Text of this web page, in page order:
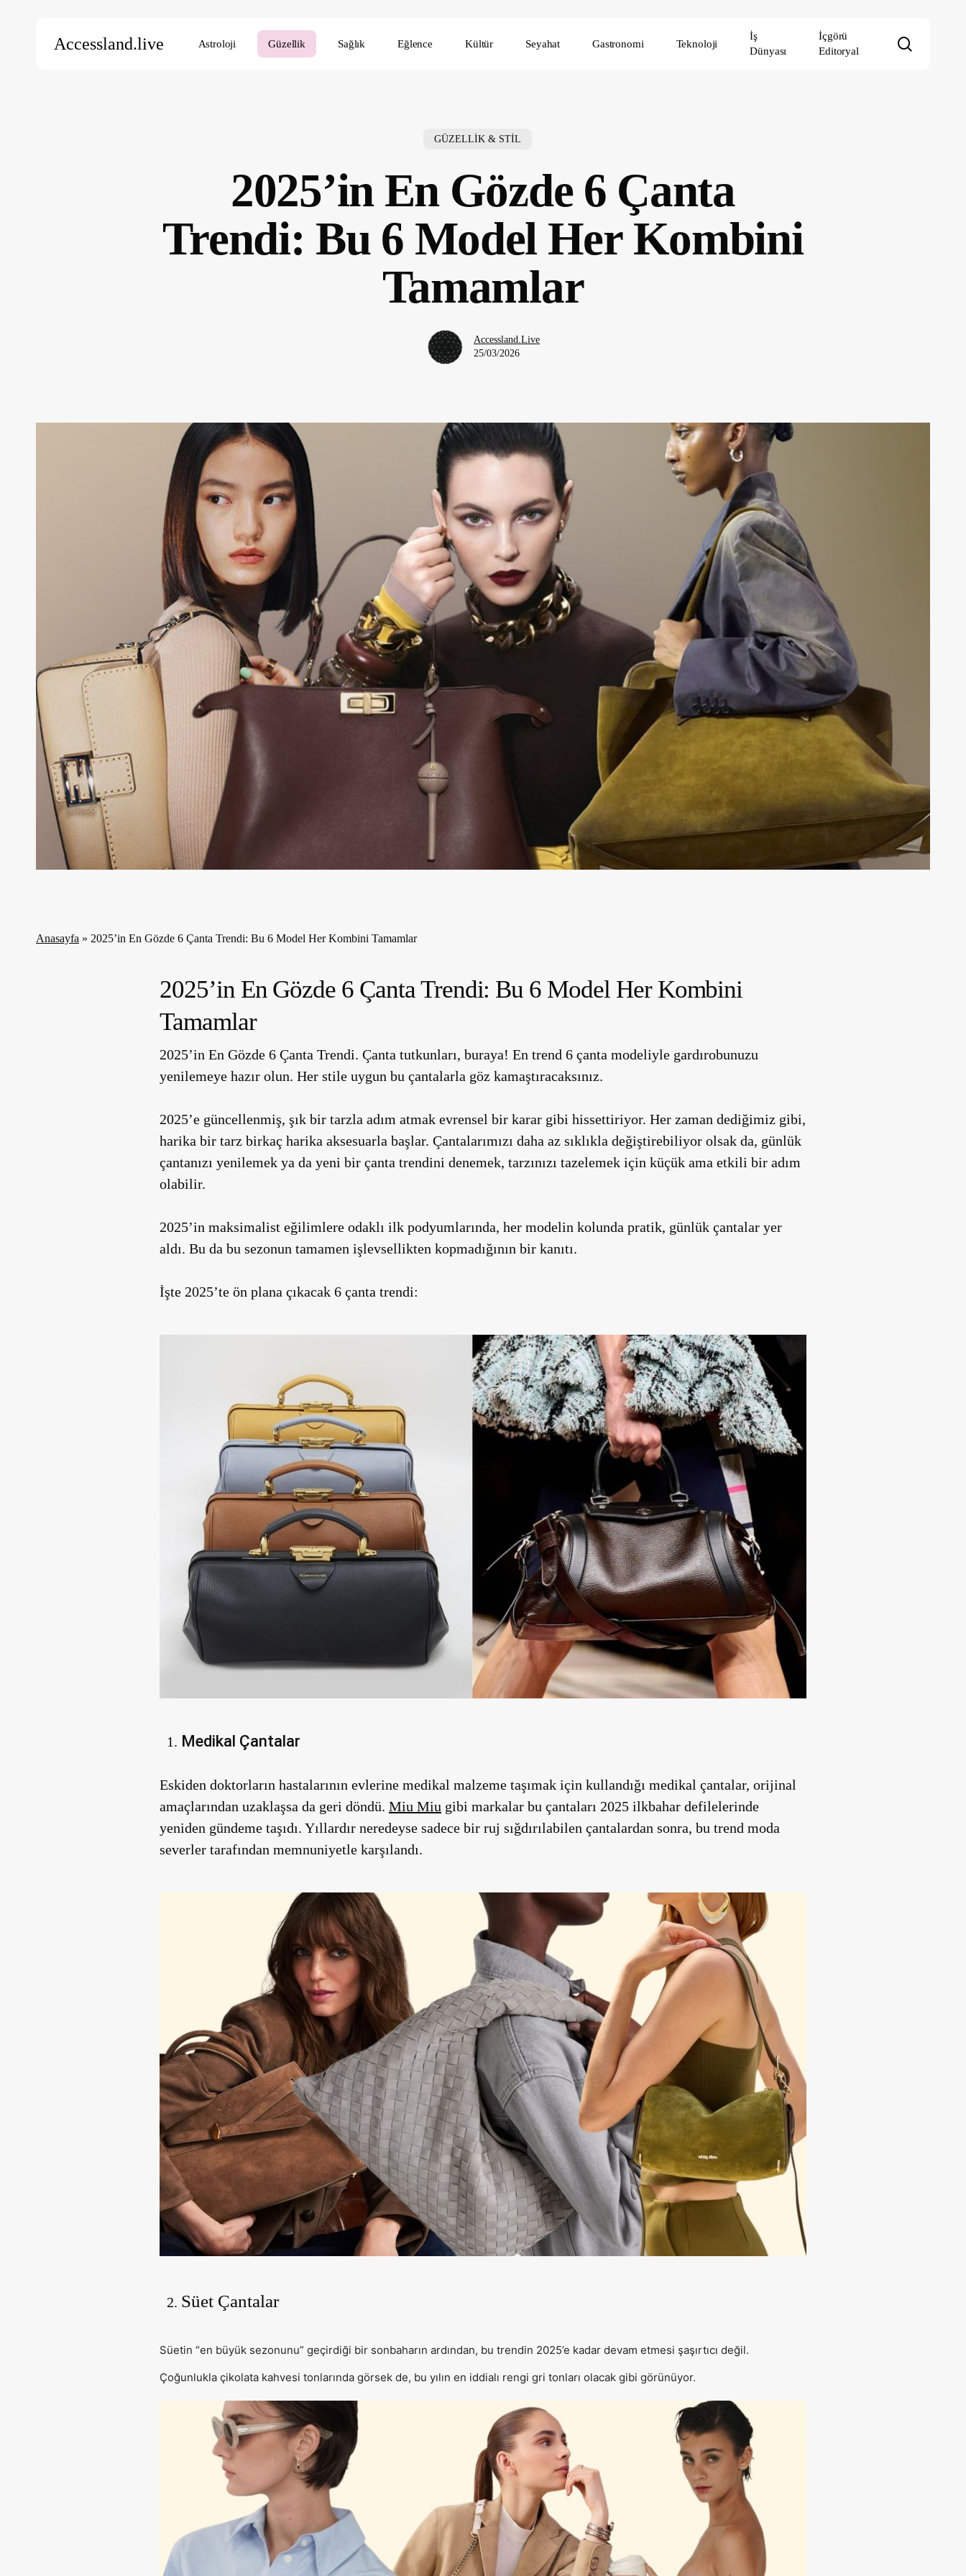
Accessland.live Astroloji Güzellik Sağlık Eğlence Kültür Seyahat Gastronomi Teknoloji
İş
Dünyası
İçgörü
Editoryal
GÜZELLİK & STİL
2025’in En Gözde 6 Çanta
Trendi: Bu 6 Model Her Kombini
Tamamlar
Accessland.Live
25/03/2026
Anasayfa » 2025’in En Gözde 6 Çanta Trendi: Bu 6 Model Her Kombini Tamamlar
2025’in En Gözde 6 Çanta Trendi: Bu 6 Model Her Kombini
Tamamlar
2025’in En Gözde 6 Çanta Trendi. Çanta tutkunları, buraya! En trend 6 çanta modeliyle gardırobunuzu
yenilemeye hazır olun. Her stile uygun bu çantalarla göz kamaştıracaksınız.
2025’e güncellenmiş, şık bir tarzla adım atmak evrensel bir karar gibi hissettiriyor. Her zaman dediğimiz gibi,
harika bir tarz birkaç harika aksesuarla başlar. Çantalarımızı daha az sıklıkla değiştirebiliyor olsak da, günlük
çantanızı yenilemek ya da yeni bir çanta trendini denemek, tarzınızı tazelemek için küçük ama etkili bir adım
olabilir.
2025’in maksimalist eğilimlere odaklı ilk podyumlarında, her modelin kolunda pratik, günlük çantalar yer
aldı. Bu da bu sezonun tamamen işlevsellikten kopmadığının bir kanıtı.
İşte 2025’te ön plana çıkacak 6 çanta trendi:
Medikal Çantalar
Eskiden doktorların hastalarının evlerine medikal malzeme taşımak için kullandığı medikal çantalar, orijinal
amaçlarından uzaklaşsa da geri döndü. Miu Miu gibi markalar bu çantaları 2025 ilkbahar defilelerinde
yeniden gündeme taşıdı. Yıllardır neredeyse sadece bir ruj sığdırılabilen çantalardan sonra, bu trend moda
severler tarafından memnuniyetle karşılandı.
Süet Çantalar
Süetin “en büyük sezonunu” geçirdiği bir sonbaharın ardından, bu trendin 2025’e kadar devam etmesi şaşırtıcı değil.
Çoğunlukla çikolata kahvesi tonlarında görsek de, bu yılın en iddialı rengi gri tonları olacak gibi görünüyor.